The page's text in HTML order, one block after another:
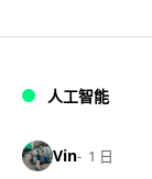
人工智能
Vin 1 日